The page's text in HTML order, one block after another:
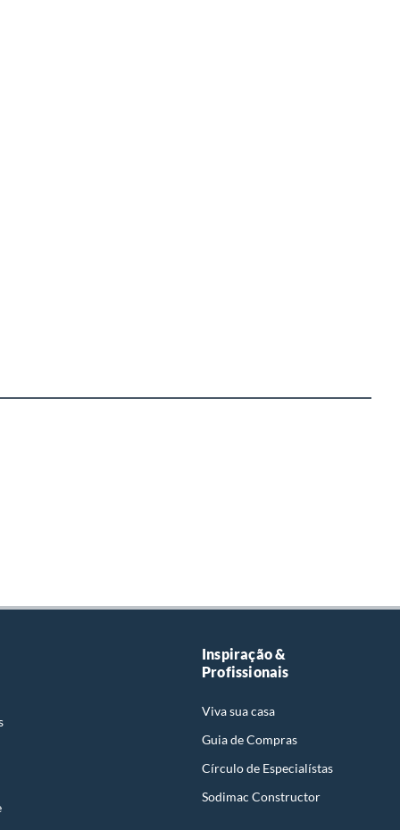
Inspiração &
Profissionais
Viva sua casa
Guia de Compras
Círculo de Especialístas
Sodimac Constructor